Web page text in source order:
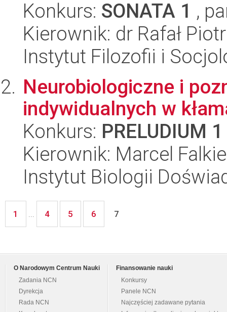
Konkurs: SONATA 1 ,
Kierownik: dr Rafał
Instytut Filozofii i
Neurobiologiczne i
indywidualnych w
Konkurs: PRELUDIUM 1
Kierownik: Marcel
Instytut Biologii
1 ... 4 5 6 7
O Narodowym Centrum Nauki
Zadania NCN
Dyrekcja
Rada NCN
Finansowanie nauki
Konkursy
Panele NCN
Najczęściej zadawane pytania